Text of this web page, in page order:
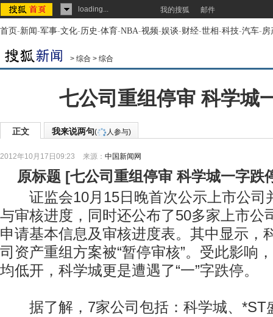
loading... 我的搜狐 邮件
首页-新闻-军事-文化-历史-体育-NBA-视频-娱谈-财经-世相-科技-汽车-房
> 综合 > 综合
七公司重组停审 科学城
正文 我来说两句( 人参与)
2012年10月17日09:23 来源： 中国新闻网
原标题 [七公司重组停审 科学城一字跌
证监会10月15日晚首次公示上市公司
与审核进度，同时还公布了50多家上市公
申请基本信息及审核进度表。其中显示，
司资产重组方案被“暂停审核”。受此影响
均低开，科学城更是遭遇了“一”字跌停。
据了解，7家公司包括：科学城、*ST